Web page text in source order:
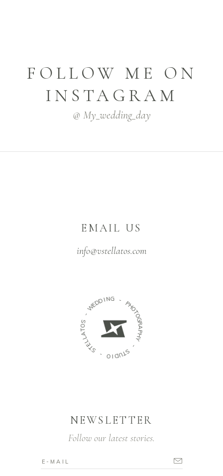
FOLLOW ME ON
INSTAGRAM
@ My_wedding_day
EMAIL US
info@vstellatos.com
-
W
EDDING -
P
H
O
T
O
G
R
A
P
H
Y
-
S
T
U
D
I
O
-
S
T
E
L
L
A
T
O
S
NEWSLETTER
Follow our latest stories.